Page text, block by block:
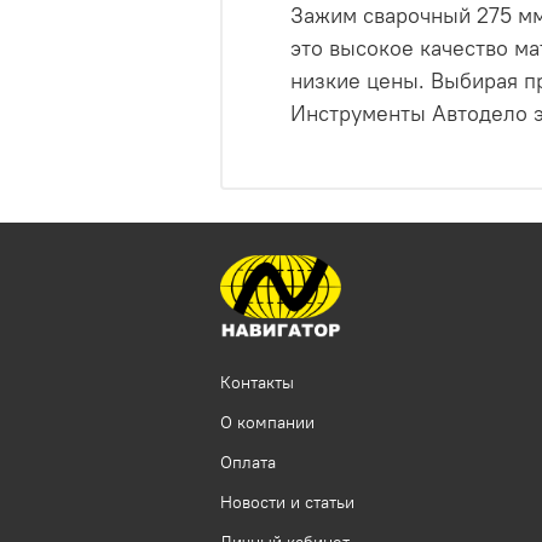
Зажим сварочный 275
это высокое качество
низкие цены. Выбирая
Инструменты Автодело
Контакты
О компании
Оплата
Новости и статьи